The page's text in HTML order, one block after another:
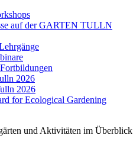
auf der GARTEN TULLN
2026
2026
for Ecological Gardening
und Aktivitäten im Überblick